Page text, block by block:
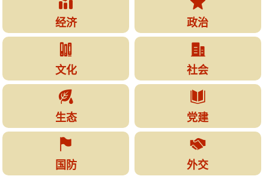
经济 政治

文化

社会

生态

党建

国防

外交